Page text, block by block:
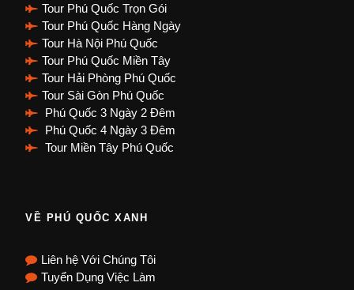
Tour Phú Quốc Trọn Gói
Tour Phú Quốc Hàng Ngày
Tour Hà Nội Phú Quốc
Tour Phú Quốc Miền Tây
Tour Hải Phòng Phú Quốc
Tour Sài Gòn Phú Quốc
Phú Quốc 3 Ngày 2 Đêm
Phú Quốc 4 Ngày 3 Đêm
Tour Miền Tây Phú Quốc
VỀ PHÚ QUỐC XANH
Liên hệ Với Chúng Tôi
Tuyển Dụng Việc Làm